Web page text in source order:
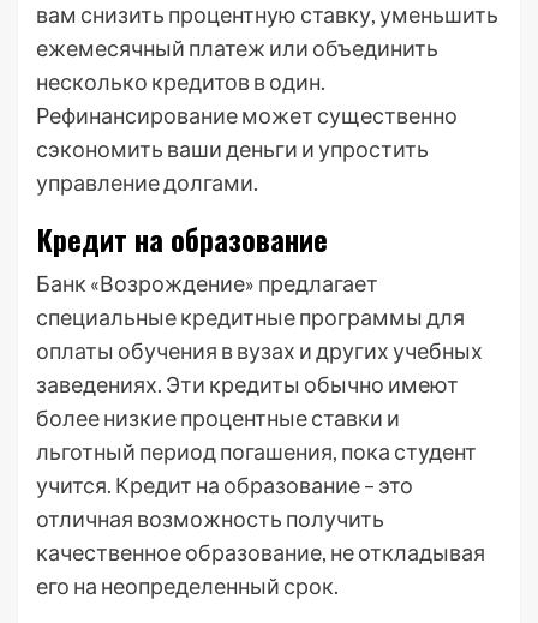
вам снизить процентную ставку, уменьшить
ежемесячный платеж или объединить
несколько кредитов в один.
Рефинансирование может существенно
сэкономить ваши деньги и упростить
управление долгами.
Кредит на образование
Банк «Возрождение» предлагает
специальные кредитные программы для
оплаты обучения в вузах и других учебных
заведениях. Эти кредиты обычно имеют
более низкие процентные ставки и
льготный период погашения, пока студент
учится. Кредит на образование – это
отличная возможность получить
качественное образование, не откладывая
его на неопределенный срок.